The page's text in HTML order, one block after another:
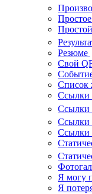
Резюме
Свой
Список
Ссылки
Ссылки
Ссылки
Ссылки
Я могу
Я